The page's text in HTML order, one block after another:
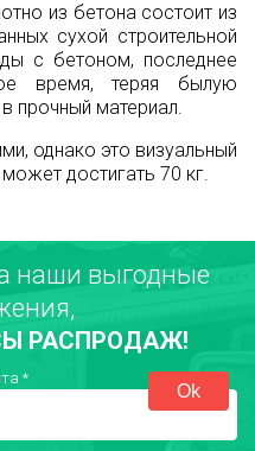
из бетона состоит из
сухой строительной
с бетоном, последнее
время, теряя былую
прочный материал.
однако это визуальный
достигать 70 кг.
наши выгодные
РАСПРОДАЖ!
*